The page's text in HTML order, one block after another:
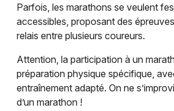
Parfois, les marathons se veulent
accessibles, proposant des
relais entre plusieurs coureurs.
Attention, la participation à un
préparation physique spécifique,
entraînement adapté. On ne
d’un marathon !